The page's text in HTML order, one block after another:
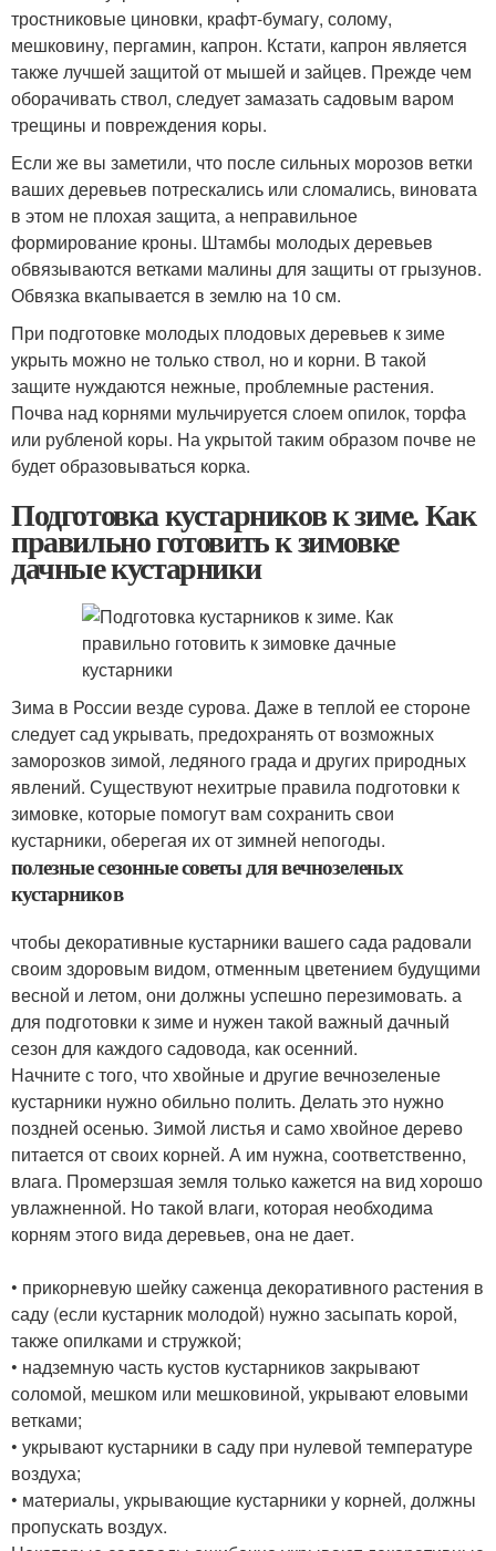
тростниковые циновки, крафт-бумагу, солому,
мешковину, пергамин, капрон. Кстати, капрон является
также лучшей защитой от мышей и зайцев. Прежде чем
оборачивать ствол, следует замазать садовым варом
трещины и повреждения коры.
Если же вы заметили, что после сильных морозов ветки
ваших деревьев потрескались или сломались, виновата
в этом не плохая защита, а неправильное
формирование кроны. Штамбы молодых деревьев
обвязываются ветками малины для защиты от грызунов.
Обвязка вкапывается в землю на 10 см.
При подготовке молодых плодовых деревьев к зиме
укрыть можно не только ствол, но и корни. В такой
защите нуждаются нежные, проблемные растения.
Почва над корнями мульчируется слоем опилок, торфа
или рубленой коры. На укрытой таким образом почве не
будет образовываться корка.
Подготовка кустарников к зиме. Как
правильно готовить к зимовке
дачные кустарники
Зима в России везде сурова. Даже в теплой ее стороне
следует сад укрывать, предохранять от возможных
заморозков зимой, ледяного града и других природных
явлений. Существуют нехитрые правила подготовки к
зимовке, которые помогут вам сохранить свои
кустарники, оберегая их от зимней непогоды.
полезные сезонные советы для вечнозеленых
кустарников
чтобы декоративные кустарники вашего сада радовали
своим здоровым видом, отменным цветением будущими
весной и летом, они должны успешно перезимовать. а
для подготовки к зиме и нужен такой важный дачный
сезон для каждого садовода, как осенний.
Начните с того, что хвойные и другие вечнозеленые
кустарники нужно обильно полить. Делать это нужно
поздней осенью. Зимой листья и само хвойное дерево
питается от своих корней. А им нужна, соответственно,
влага. Промерзшая земля только кажется на вид хорошо
увлажненной. Но такой влаги, которая необходима
корням этого вида деревьев, она не дает.
• прикорневую шейку саженца декоративного растения в
саду (если кустарник молодой) нужно засыпать корой,
также опилками и стружкой;
• надземную часть кустов кустарников закрывают
соломой, мешком или мешковиной, укрывают еловыми
ветками;
• укрывают кустарники в саду при нулевой температуре
воздуха;
• материалы, укрывающие кустарники у корней, должны
пропускать воздух.